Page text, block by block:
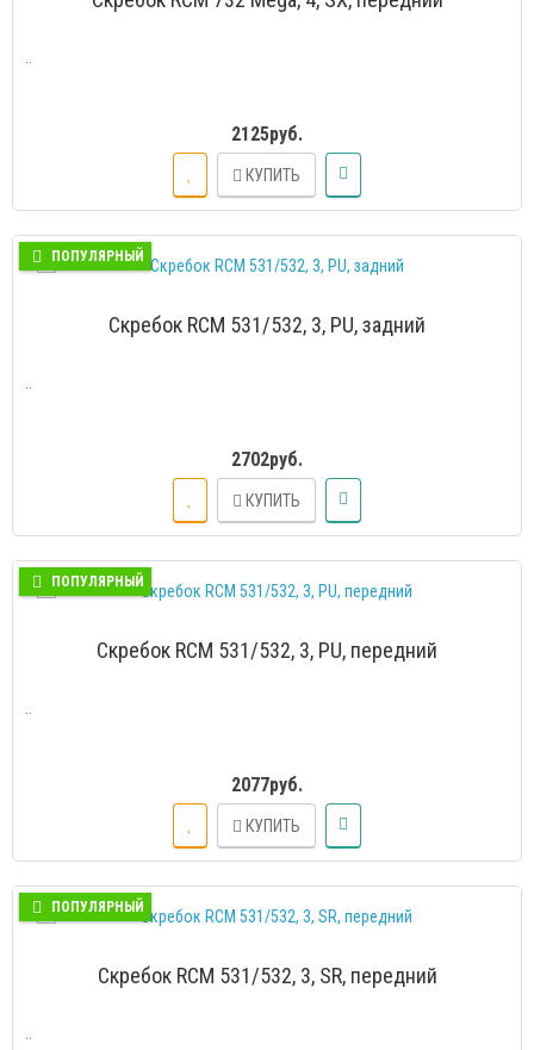
2125руб.
КУПИТЬ
ПОПУЛЯРНЫЙ
Скребок RCM 531/532, 3, PU, задний
2702руб.
КУПИТЬ
ПОПУЛЯРНЫЙ
Скребок RCM 531/532, 3, PU, передний
2077руб.
КУПИТЬ
ПОПУЛЯРНЫЙ
Скребок RCM 531/532, 3, SR, передний